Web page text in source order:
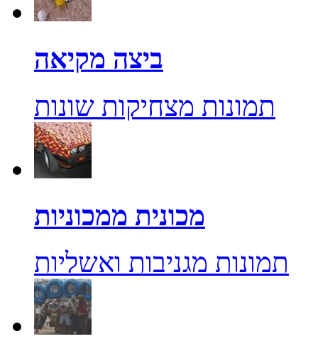
ביצה מקיאה
תמונות מצחיקות שונות
מכונית ממכוניות
תמונות מגניבות ואשליות